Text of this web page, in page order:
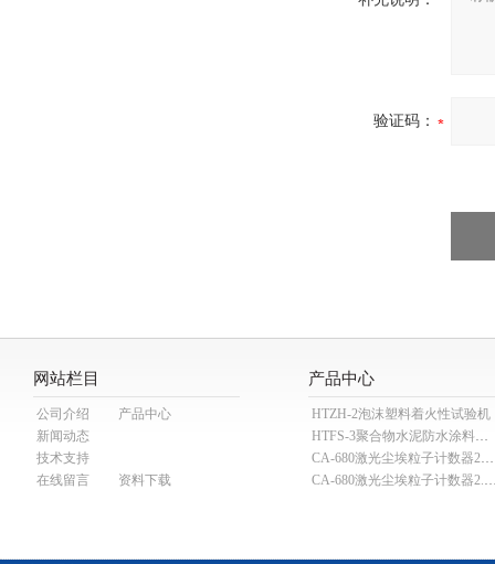
验证码：
网站栏目
公司介绍
产品中心
新闻动态
技术支持
在线留言
资料下载
产品中心
HTZH-2泡沫塑料着火性试验机
HTFS-3聚合物水泥防水涂料分散机
CA-680激光尘埃粒子计数器28.3L
CA-680激光尘埃粒子